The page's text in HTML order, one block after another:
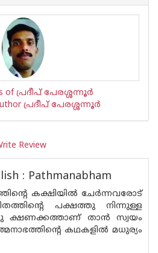
of പ്രദീപ് പേരശ്ശന്നൂര്‍
പ്രദീപ് പേരശ്ശന്നൂര്‍
Review
: Pathmanabham
കക്ഷിയില്‍ ചേര്‍ന്നവരോട്
പക്ഷത്തു നിന്നുള്ള
ക്ഷണക്കത്താണ് താന്‍ സ്വയം
കഥകളില്‍ മധുര്യം